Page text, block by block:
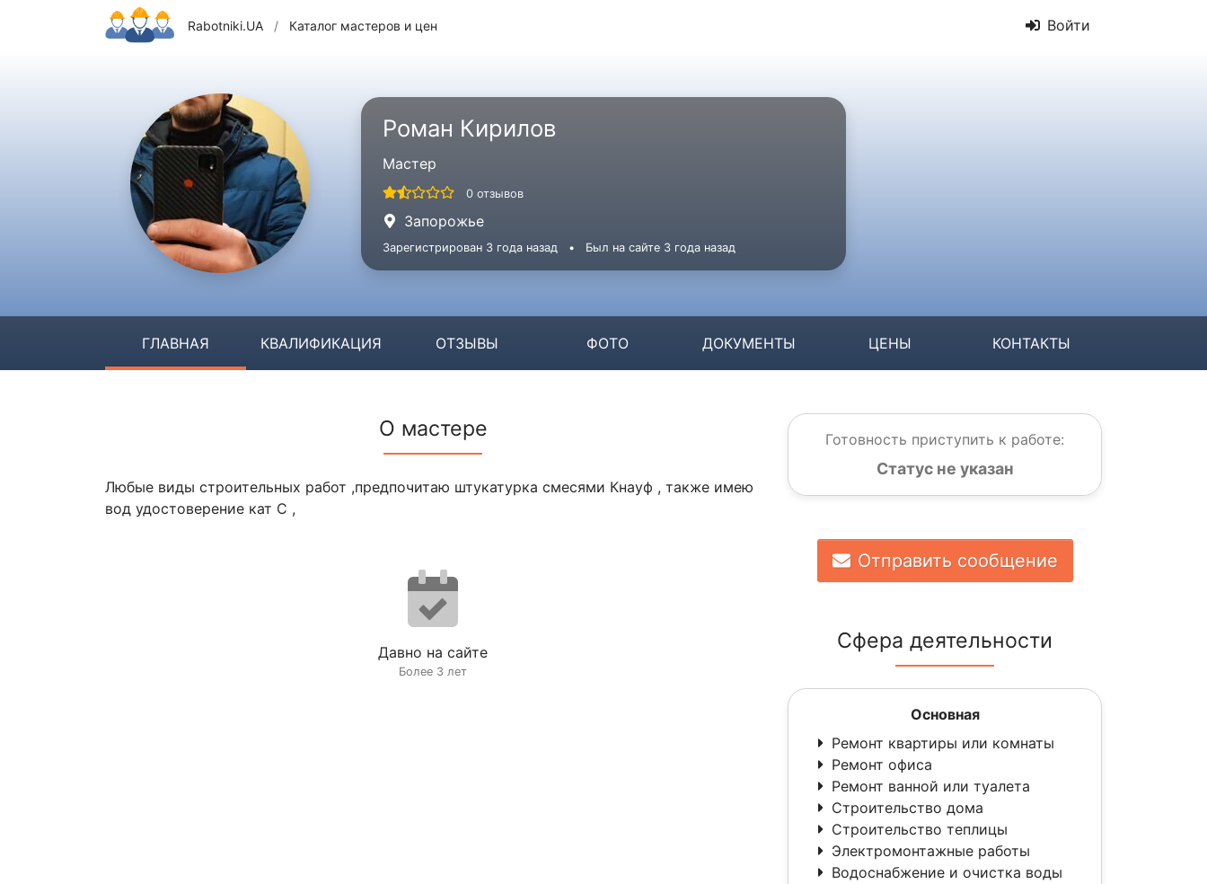
Rabotniki.UA / Каталог мастеров и цен Войти
Роман Кирилов
Мастер
0 отзывов
Запорожье
Зарегистрирован 3 года назад • Был на сайте 3 года назад
ГЛАВНАЯ КВАЛИФИКАЦИЯ ОТЗЫВЫ ФОТО ДОКУМЕНТЫ ЦЕНЫ КОНТАКТЫ
О мастере
Любые виды строительных работ ,предпочитаю штукатурка смесями Кнауф , также имею
вод удостоверение кат C ,
Давно на сайте
Более 3 лет
Готовность приступить к работе:
Статус не указан
Отправить сообщение
Сфера деятельности
Основная
Ремонт квартиры или комнаты
Ремонт офиса
Ремонт ванной или туалета
Строительство дома
Строительство теплицы
Электромонтажные работы
Водоснабжение и очистка воды